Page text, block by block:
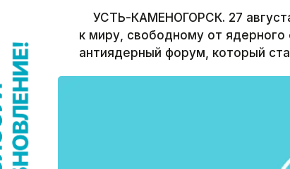
УСТЬ-КАМЕНОГОРСК. 27
к миру, свободному от
антиядерный форум, который